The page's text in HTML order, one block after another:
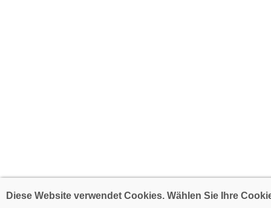
Diese Website verwendet Cookies. Wählen Sie Ihre